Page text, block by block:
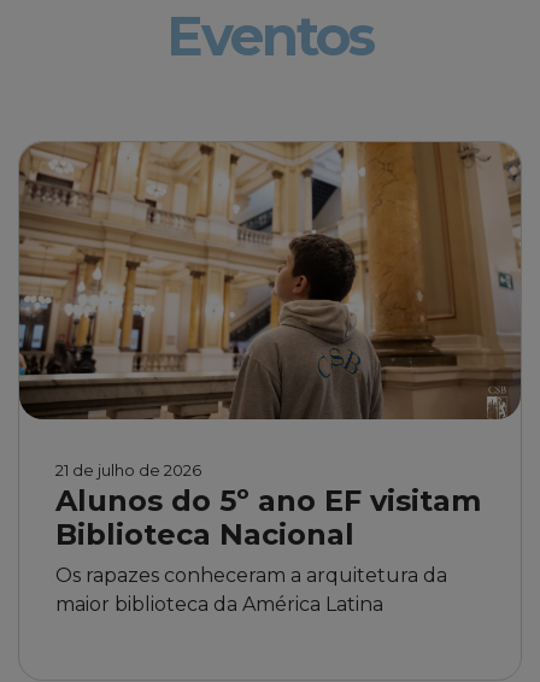
Eventos
21 de julho de 2026
Alunos do 5º ano EF visitam
Biblioteca Nacional
Os rapazes conheceram a arquitetura da
maior biblioteca da América Latina